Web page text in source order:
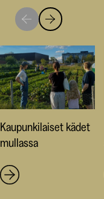
Siirry
seuraavaan
nostoon
Siirry
edelliseen
nostoon
Kaupunkilaiset kädet
mullassa